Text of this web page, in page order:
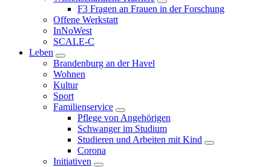
F3 Fragen an Frauen in der Forschung
Offene Werkstatt
InNoWest
SCALE-C
Leben
Brandenburg an der Havel
Wohnen
Kultur
Sport
Familienservice
Pflege von Angehörigen
Schwanger im Studium
Studieren und Arbeiten mit Kind
Corona
Initiativen